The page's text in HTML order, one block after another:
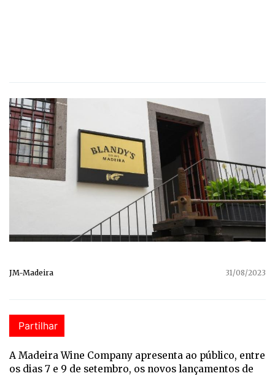
JM-Madeira 31/08/2023
Partilhar
A Madeira Wine Company apresenta ao público, entre
os dias 7 e 9 de setembro, os novos lançamentos de